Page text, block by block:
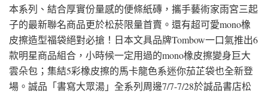
本系列、結合厚實份量感的便條紙磚，攜手藝術家雨宮三起
子的最新聯名商品更於松菸限量首賣。還有超可愛mono橡
皮擦造型福袋絕對必搶！日本文具品牌Tombow一口氣推出6
款明星商品組合，小時候一定用過的mono橡皮擦變身巨大
雲朵包；集結5彩橡皮擦的馬卡龍色系迷你茄芷袋也全新登
場。誠品「書寫大眾湯」全系列周邊7/7-7/28於誠品書店松